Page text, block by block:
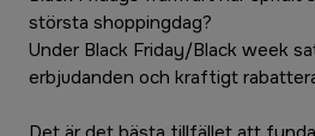
största shoppingdag?
Under Black Friday/Black week
erbjudanden och kraftigt